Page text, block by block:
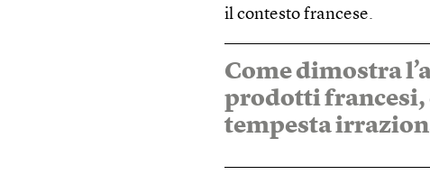
il contesto francese.
Come dimostra
prodotti francesi,
tempesta